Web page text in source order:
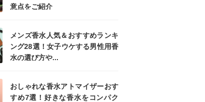
意点をご紹介
メンズ香水人気＆おすすめランキ
ング28選！女子ウケする男性用香
水の選び方や...
おしゃれな香水アトマイザーおす
すめ7選！好きな香水をコンパク